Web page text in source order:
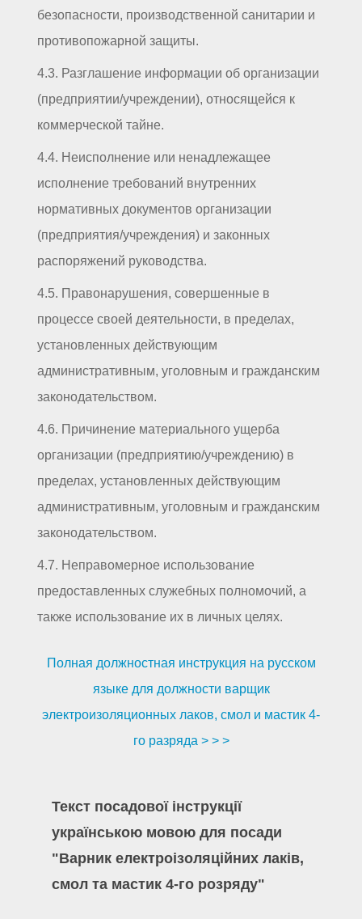
безопасности, производственной санитарии и
противопожарной защиты.
4.3. Разглашение информации об организации
(предприятии/учреждении), относящейся к
коммерческой тайне.
4.4. Неисполнение или ненадлежащее
исполнение требований внутренних
нормативных документов организации
(предприятия/учреждения) и законных
распоряжений руководства.
4.5. Правонарушения, совершенные в
процессе своей деятельности, в пределах,
установленных действующим
административным, уголовным и гражданским
законодательством.
4.6. Причинение материального ущерба
организации (предприятию/учреждению) в
пределах, установленных действующим
административным, уголовным и гражданским
законодательством.
4.7. Неправомерное использование
предоставленных служебных полномочий, а
также использование их в личных целях.
Полная должностная инструкция на русском
языке для должности варщик
электроизоляционных лаков, смол и мастик 4-
го разряда > > >
Текст посадової інструкції
українською мовою для посади
"Варник електроізоляційних лаків,
смол та мастик 4-го розряду"